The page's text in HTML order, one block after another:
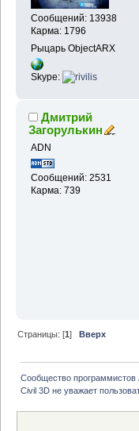
Сообщений: 13938
Карма: 1796
Рыцарь ObjectARX
Skype:
Дмитрий
Загорулькин
ADN
Сообщений: 2531
Карма: 739
Страницы: [1]Вверх
Сообщество
Civil 3D не уважает